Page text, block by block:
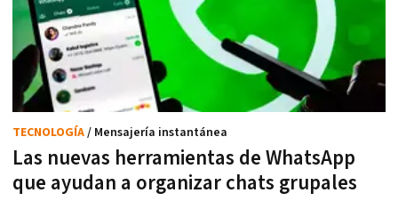
Las nuevas herramientas de WhatsApp
que ayudan a organizar chats grupales
TECNOLOGÍA/ Mensajería instantánea